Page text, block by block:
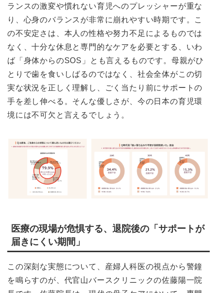
ランスの激変や慣れない育児へのプレッシャーが重な
り、心身のバランスが非常に崩れやすい時期です。こ
の不安定さは、本人の性格や努力不足によるものでは
なく、十分な休息と専門的なケアを必要とする、いわ
ば「身体からのSOS」とも言えるものです。母親がひ
とりで歯を食いしばるのではなく、社会全体がこの切
実な状況を正しく理解し、ごく当たり前にサポートの
手を差し伸べる。そんな優しさが、今の日本の育児環
境には不可欠と言えるでしょう。
医療の現場が危惧する、退院後の「サポートが
届きにくい期間」
この深刻な実態について、産婦人科医の視点から警鐘
を鳴らすのが、代官山バースクリニックの佐藤陽一院